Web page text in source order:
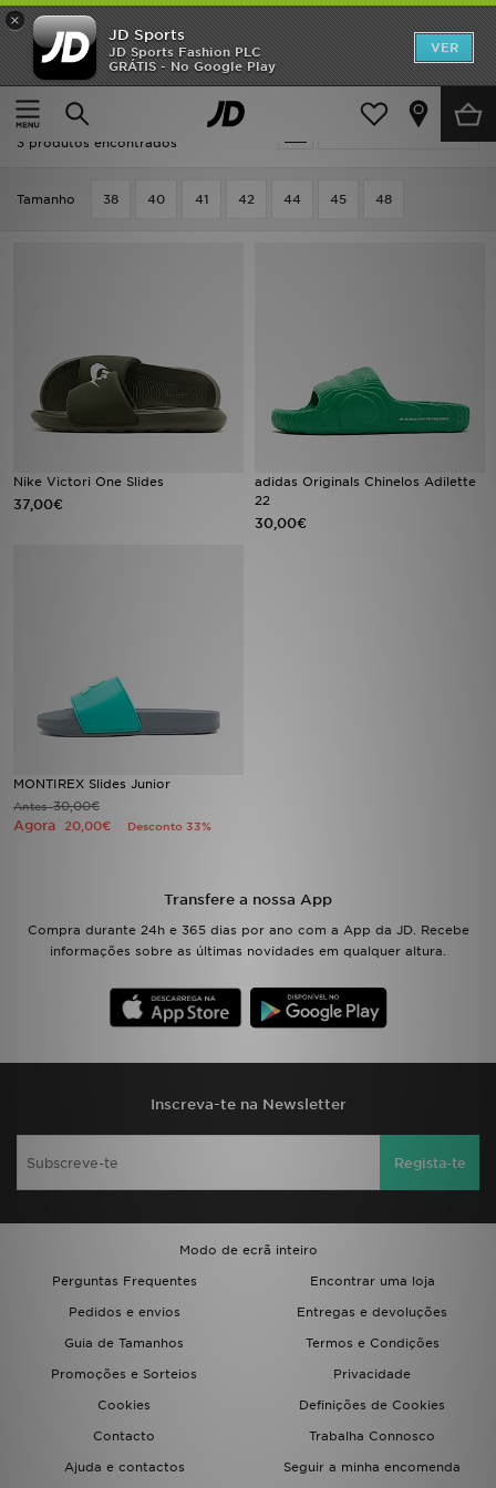
×
JD Sports
JD Sports Fashion PLC
GRÁTIS - No Google Play
VER
Página principal
Verde Chinelos
Actualizar a pesquisa
Verde Chinelos
3 produtos encontrados
Tamanho 38 40 41 42 44 45 48
Nike Victori One Slides
37,00€
adidas Originals Chinelos Adilette
22
30,00€
MONTIREX Slides Junior
Antes30,00€
Agora 20,00€ Desconto 33%
Transfere a nossa App
Compra durante 24h e 365 dias por ano com a App da JD. Recebe
informações sobre as últimas novidades em qualquer altura.
Inscreva-te na Newsletter
Regista-te
Modo de ecrã inteiro
Perguntas Frequentes
Encontrar uma loja
Pedidos e envios
Entregas e devoluções
Guia de Tamanhos
Termos e Condições
Promoções e Sorteios
Privacidade
Cookies
Definições de Cookies
Contacto
Trabalha Connosco
Ajuda e contactos
Seguir a minha encomenda
INÍCIO
Promoções
NOVIDADES
DESPORTO
ESTADO DO TEU PEDIDO
FAZ DOWNLOAD DA APP
TRABALHA CONNOSCO